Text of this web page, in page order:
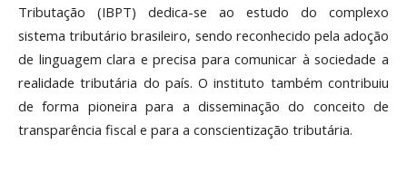
Tributação (IBPT) dedica-se ao estudo do complexo
sistema tributário brasileiro, sendo reconhecido pela adoção
de linguagem clara e precisa para comunicar à sociedade a
realidade tributária do país. O instituto também contribuiu
de forma pioneira para a disseminação do conceito de
transparência fiscal e para a conscientização tributária.